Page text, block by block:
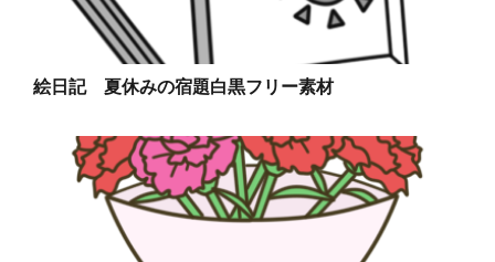
絵日記 夏休みの宿題白黒フリー素材